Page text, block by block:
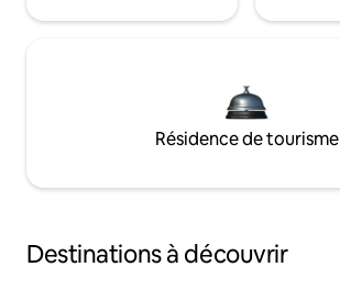
Résidence de tourisme
Destinations à découvrir